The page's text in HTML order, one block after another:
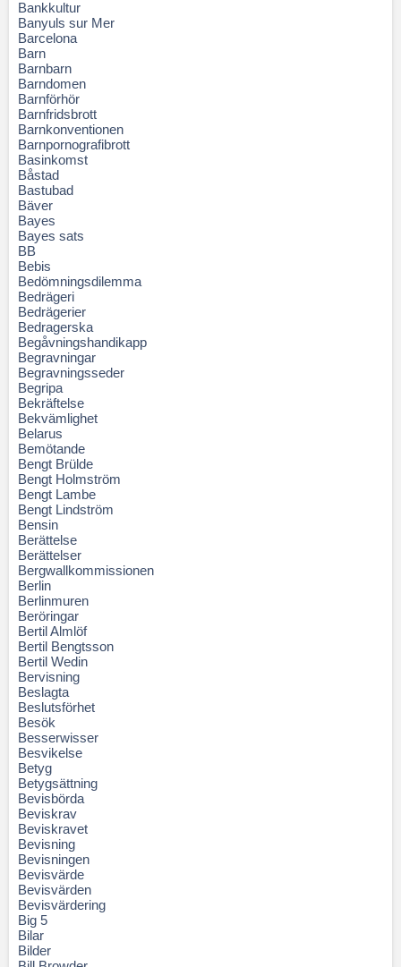
Bankkultur
Banyuls sur Mer
Barcelona
Barn
Barnbarn
Barndomen
Barnförhör
Barnfridsbrott
Barnkonventionen
Barnpornografibrott
Basinkomst
Båstad
Bastubad
Bäver
Bayes
Bayes sats
BB
Bebis
Bedömningsdilemma
Bedrägeri
Bedrägerier
Bedragerska
Begåvningshandikapp
Begravningar
Begravningsseder
Begripa
Bekräftelse
Bekvämlighet
Belarus
Bemötande
Bengt Brülde
Bengt Holmström
Bengt Lambe
Bengt Lindström
Bensin
Berättelse
Berättelser
Bergwallkommissionen
Berlin
Berlinmuren
Beröringar
Bertil Almlöf
Bertil Bengtsson
Bertil Wedin
Bervisning
Beslagta
Beslutsförhet
Besök
Besserwisser
Besvikelse
Betyg
Betygsättning
Bevisbörda
Beviskrav
Beviskravet
Bevisning
Bevisningen
Bevisvärde
Bevisvärden
Bevisvärdering
Big 5
Bilar
Bilder